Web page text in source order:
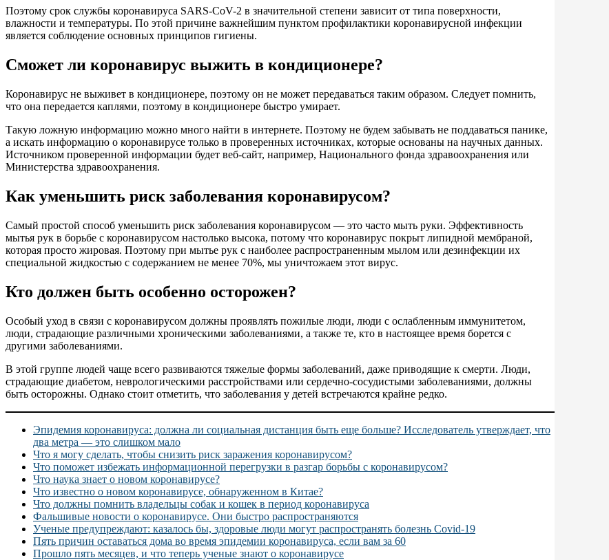
Поэтому срок службы коронавируса SARS-CoV-2 в значительной степени зависит от типа поверхности,
влажности и температуры. По этой причине важнейшим пунктом профилактики коронавирусной инфекции
является соблюдение основных принципов гигиены.
Сможет ли коронавирус выжить в кондиционере?
Коронавирус не выживет в кондиционере, поэтому он не может передаваться таким образом. Следует помнить,
что она передается каплями, поэтому в кондиционере быстро умирает.
Такую ложную информацию можно много найти в интернете. Поэтому не будем забывать не поддаваться панике,
а искать информацию о коронавирусе только в проверенных источниках, которые основаны на научных данных.
Источником проверенной информации будет веб-сайт, например, Национального фонда здравоохранения или
Министерства здравоохранения.
Как уменьшить риск заболевания коронавирусом?
Самый простой способ уменьшить риск заболевания коронавирусом — это часто мыть руки. Эффективность
мытья рук в борьбе с коронавирусом настолько высока, потому что коронавирус покрыт липидной мембраной,
которая просто жировая. Поэтому при мытье рук с наиболее распространенным мылом или дезинфекции их
специальной жидкостью с содержанием не менее 70%, мы уничтожаем этот вирус.
Кто должен быть особенно осторожен?
Особый уход в связи с коронавирусом должны проявлять пожилые люди, люди с ослабленным иммунитетом,
люди, страдающие различными хроническими заболеваниями, а также те, кто в настоящее время борется с
другими заболеваниями.
В этой группе людей чаще всего развиваются тяжелые формы заболеваний, даже приводящие к смерти. Люди,
страдающие диабетом, неврологическими расстройствами или сердечно-сосудистыми заболеваниями, должны
быть осторожны. Однако стоит отметить, что заболевания у детей встречаются крайне редко.
Эпидемия коронавируса: должна ли социальная дистанция быть еще больше? Исследователь утверждает, что
два метра — это слишком мало
Что я могу сделать, чтобы снизить риск заражения коронавирусом?
Что поможет избежать информационной перегрузки в разгар борьбы с коронавирусом?
Что наука знает о новом коронавирусе?
Что известно о новом коронавирусе, обнаруженном в Китае?
Что должны помнить владельцы собак и кошек в период коронавируса
Фальшивые новости о коронавирусе. Они быстро распространяются
Ученые предупреждают: казалось бы, здоровые люди могут распространять болезнь Covid-19
Пять причин оставаться дома во время эпидемии коронавируса, если вам за 60
Прошло пять месяцев, и что теперь ученые знают о коронавирусе